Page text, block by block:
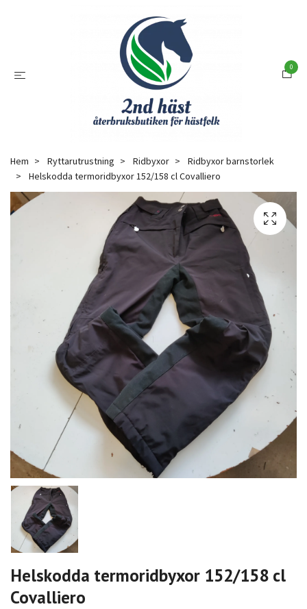
0
Hem Ryttarutrustning Ridbyxor
Ridbyxor barnstorlek
Helskodda termoridbyxor 152/158 cl Covalliero
Helskodda termoridbyxor 152/158 cl
Covalliero